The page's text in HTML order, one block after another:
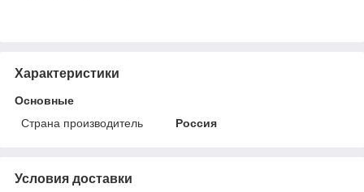
Характеристики
Основные
Страна производитель
Россия
Условия доставки